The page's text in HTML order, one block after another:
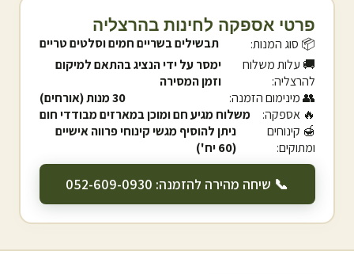
פרטי אספקה לחינות בהרצליה
📦 סוג המנות:
תבשילים בשריים חמים וסלטים טריים
🚚 עלות משלוח
להרצליה:
ימסר על ידי הנציג בהתאם למיקום
וזמן המסירה
👥 מינימום הזמנה:
30 מנות (אורחים)
🔥 אספקה:
משלוח מגיע חם ומוכן במארזים מבודדי חום
🍯 קינוחים
ומתוקים:
ניתן להוסיף מגשי קינוחי פרווה אישיים
(60 יח')
📞 שיחה מהירה להזמנה: 052-609-0930